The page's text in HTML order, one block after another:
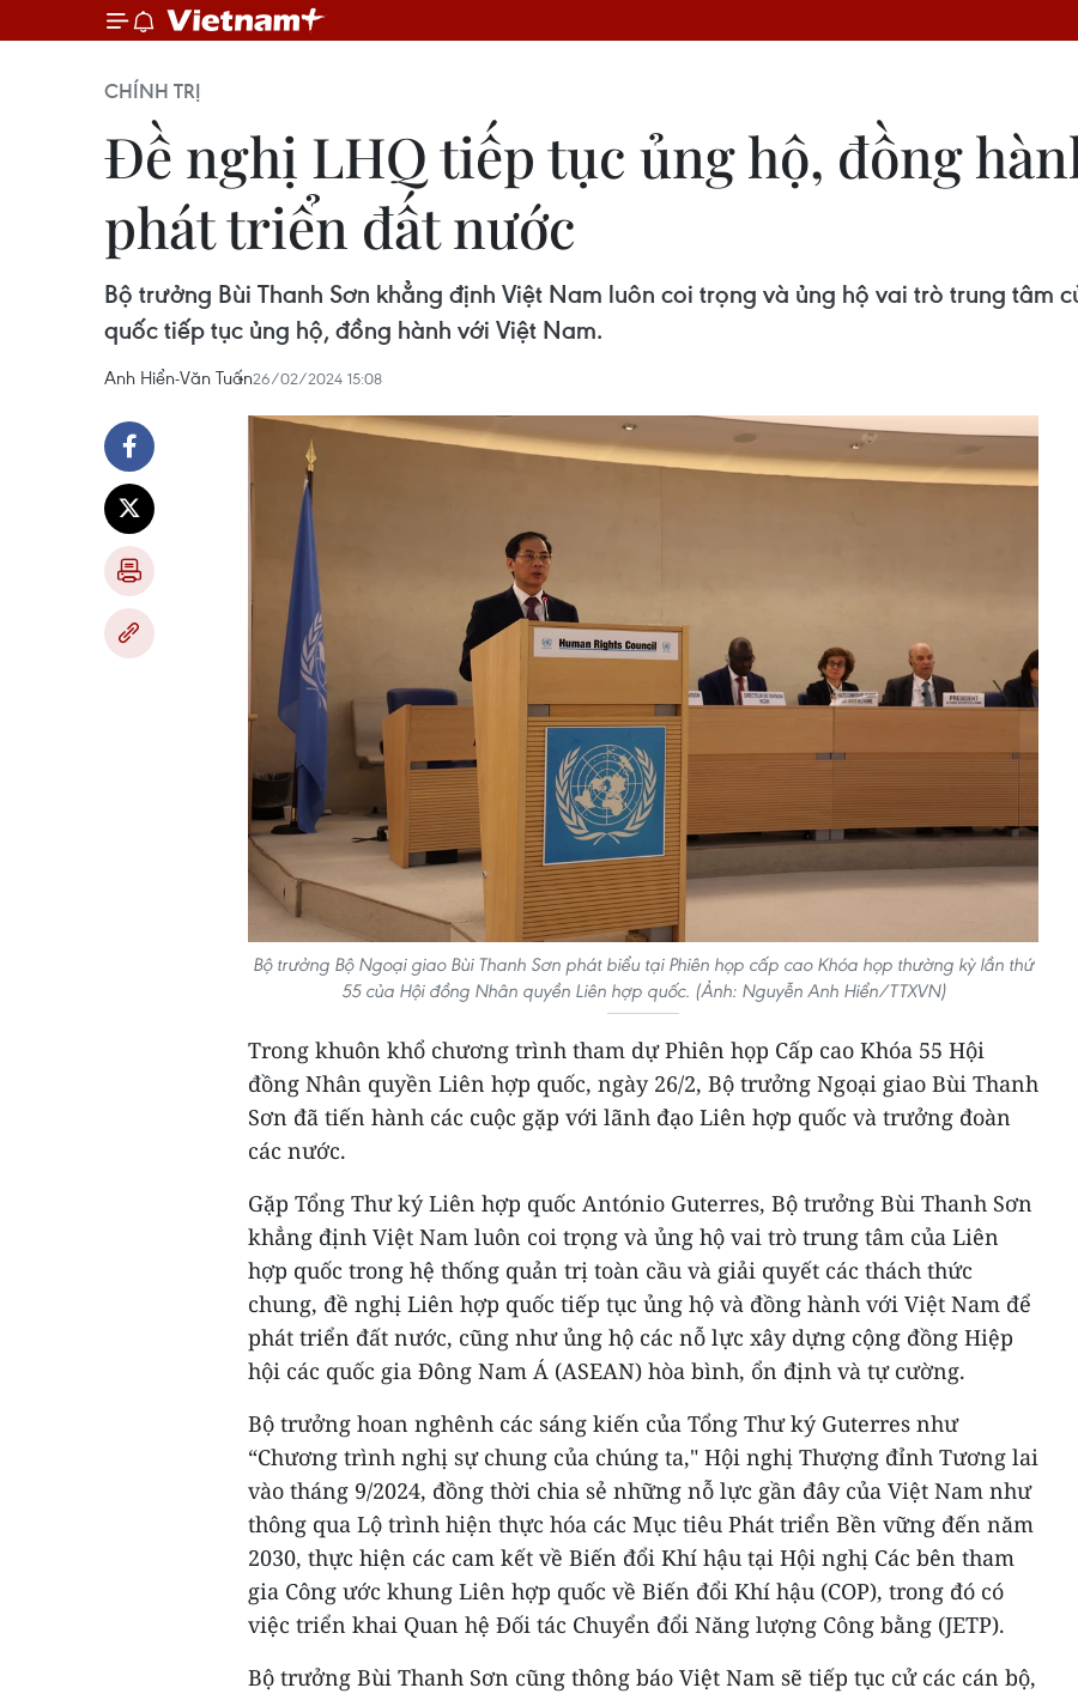
CHÍNH TRỊ
Đề nghị LHQ tiếp tục ủng hộ, đồng
phát triển đất nước
Bộ trưởng Bùi Thanh Sơn khẳng định Việt Nam luôn coi trọng và ủng hộ vai trò trung tâm
quốc tiếp tục ủng hộ, đồng hành với Việt Nam.
Anh Hiển-Văn Tuấn26/02/2024 15:08
Bộ trưởng Bộ Ngoại giao Bùi Thanh Sơn phát biểu tại Phiên họp cấp cao Khóa họp thường kỳ lần thứ
55 của Hội đồng Nhân quyền Liên hợp quốc. (Ảnh: Nguyễn Anh Hiển/TTXVN)
Trong khuôn khổ chương trình tham dự Phiên họp Cấp cao Khóa 55 Hội
đồng Nhân quyền Liên hợp quốc, ngày 26/2, Bộ trưởng Ngoại giao Bùi Thanh
Sơn đã tiến hành các cuộc gặp với lãnh đạo Liên hợp quốc và trưởng đoàn
các nước.
Gặp Tổng Thư ký Liên hợp quốc António Guterres, Bộ trưởng Bùi Thanh Sơn
khẳng định Việt Nam luôn coi trọng và ủng hộ vai trò trung tâm của Liên
hợp quốc trong hệ thống quản trị toàn cầu và giải quyết các thách thức
chung, đề nghị Liên hợp quốc tiếp tục ủng hộ và đồng hành với Việt Nam để
phát triển đất nước, cũng như ủng hộ các nỗ lực xây dựng cộng đồng Hiệp
hội các quốc gia Đông Nam Á (ASEAN) hòa bình, ổn định và tự cường.
Bộ trưởng hoan nghênh các sáng kiến của Tổng Thư ký Guterres như
“Chương trình nghị sự chung của chúng ta," Hội nghị Thượng đỉnh Tương lai
vào tháng 9/2024, đồng thời chia sẻ những nỗ lực gần đây của Việt Nam như
thông qua Lộ trình hiện thực hóa các Mục tiêu Phát triển Bền vững đến năm
2030, thực hiện các cam kết về Biến đổi Khí hậu tại Hội nghị Các bên tham
gia Công ước khung Liên hợp quốc về Biến đổi Khí hậu (COP), trong đó có
việc triển khai Quan hệ Đối tác Chuyển đổi Năng lượng Công bằng (JETP).
Bộ trưởng Bùi Thanh Sơn cũng thông báo Việt Nam sẽ tiếp tục cử các cán bộ,